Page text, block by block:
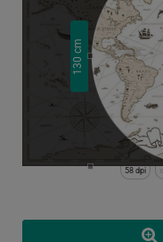
130
cm
58 dpi